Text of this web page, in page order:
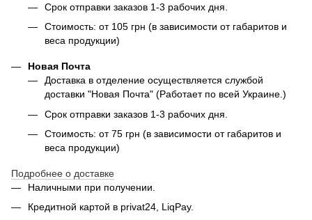
Срок отправки заказов 1-3 рабочих дня.
Стоимость: от 105 грн (в зависимости от габаритов и
веса продукции)
Новая Почта
Доставка в отделение осуществляется службой
доставки "Новая Почта" (Работает по всей Украине.)
Срок отправки заказов 1-3 рабочих дня.
Стоимость: от 75 грн (в зависимости от габаритов и
веса продукции)
Подробнее о доставке
Наличными при получении.
Кредитной картой в privat24, LiqPay.